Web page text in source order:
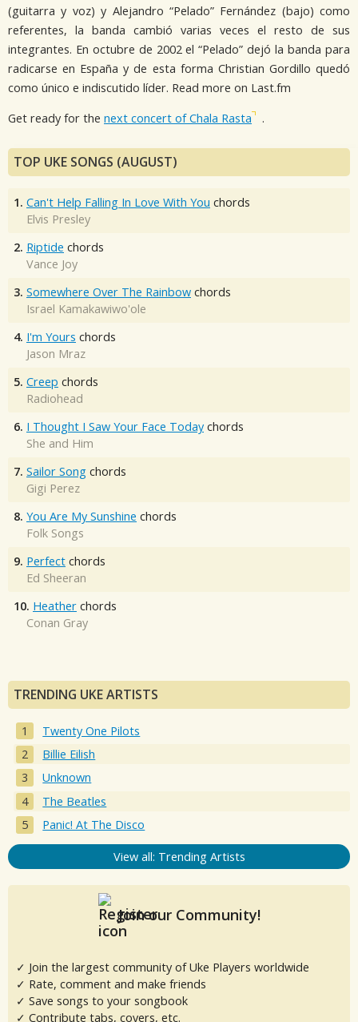
(guitarra y voz) y Alejandro “Pelado” Fernández (bajo) como
referentes, la banda cambió varias veces el resto de sus
integrantes. En octubre de 2002 el “Pelado” dejó la banda para
radicarse en España y de esta forma Christian Gordillo quedó
como único e indiscutido líder. Read more on Last.fm
Get ready for the next concert of Chala Rasta .
TOP UKE SONGS (AUGUST)
1. Can't Help Falling In Love With You chords
Elvis Presley
2. Riptide chords
Vance Joy
3. Somewhere Over The Rainbow chords
Israel Kamakawiwo'ole
4. I'm Yours chords
Jason Mraz
5. Creep chords
Radiohead
6. I Thought I Saw Your Face Today chords
She and Him
7. Sailor Song chords
Gigi Perez
8. You Are My Sunshine chords
Folk Songs
9. Perfect chords
Ed Sheeran
10. Heather chords
Conan Gray
TRENDING UKE ARTISTS
Twenty One Pilots
Billie Eilish
Unknown
The Beatles
Panic! At The Disco
View all: Trending Artists
Join our Community!
✓ Join the largest community of Uke Players worldwide
✓ Rate, comment and make friends
✓ Save songs to your songbook
✓ Contribute tabs, covers, etc.